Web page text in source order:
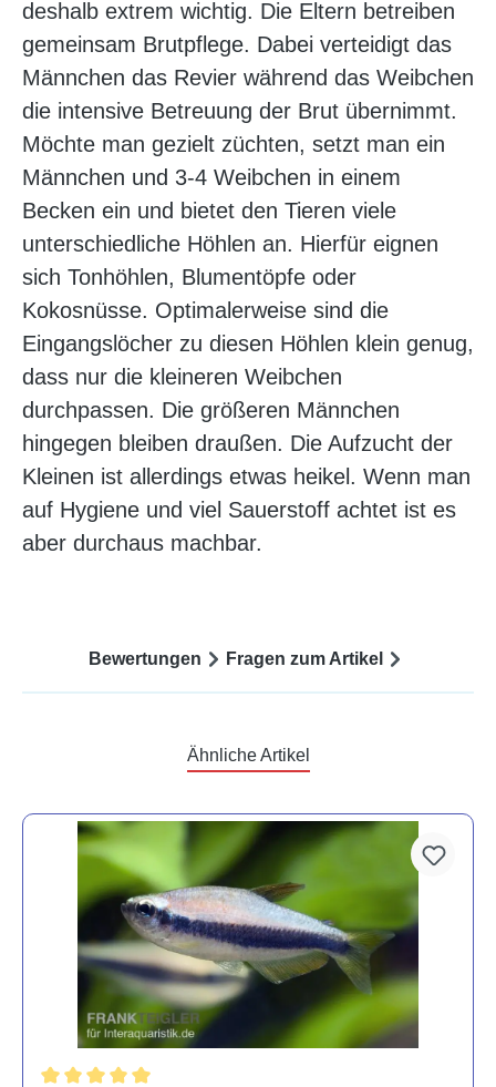
deshalb extrem wichtig. Die Eltern betreiben
gemeinsam Brutpflege. Dabei verteidigt das
Männchen das Revier während das Weibchen
die intensive Betreuung der Brut übernimmt.
Möchte man gezielt züchten, setzt man ein
Männchen und 3-4 Weibchen in einem
Becken ein und bietet den Tieren viele
unterschiedliche Höhlen an. Hierfür eignen
sich Tonhöhlen, Blumentöpfe oder
Kokosnüsse. Optimalerweise sind die
Eingangslöcher zu diesen Höhlen klein genug,
dass nur die kleineren Weibchen
durchpassen. Die größeren Männchen
hingegen bleiben draußen. Die Aufzucht der
Kleinen ist allerdings etwas heikel. Wenn man
auf Hygiene und viel Sauerstoff achtet ist es
aber durchaus machbar.
Bewertungen Fragen zum Artikel
Ähnliche Artikel